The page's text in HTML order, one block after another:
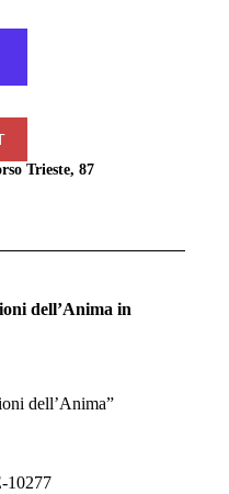
Trieste, 87
dell’Anima in
dell’Anima”
10277